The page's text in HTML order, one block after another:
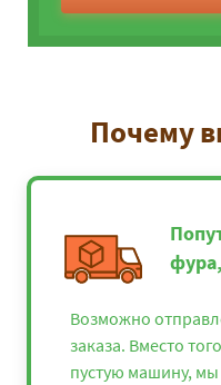
Почему
Возможно
заказа. Вместо
пустую машину,